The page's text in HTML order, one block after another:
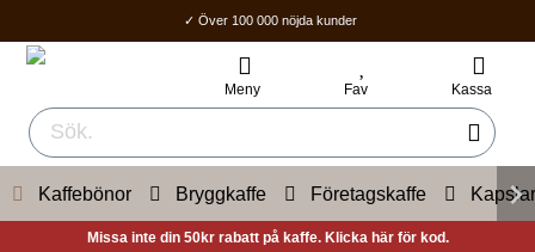
✓ Över 100 000 nöjda kunder
✓ Fri frakt över 400Kr
Meny Fav Kassa
Kaffebönor Bryggkaffe Företagskaffe Kapslar
Missa inte din 50kr rabatt på kaffe. Klicka här för kod.